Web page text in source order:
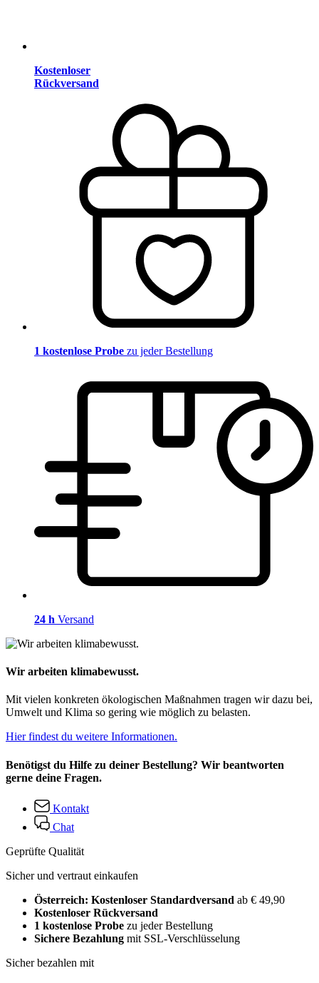
Kostenloser
Rückversand
1 kostenlose Probe zu jeder Bestellung
24 h Versand
Wir arbeiten klimabewusst.
Mit vielen konkreten ökologischen Maßnahmen tragen wir dazu bei,
Umwelt und Klima so gering wie möglich zu belasten.
Hier findest du weitere Informationen.
Benötigst du Hilfe zu deiner Bestellung? Wir beantworten
gerne deine Fragen.
Kontakt
Chat
Geprüfte Qualität
Sicher und vertraut einkaufen
Österreich: Kostenloser Standardversand ab € 49,90
Kostenloser Rückversand
1 kostenlose Probe zu jeder Bestellung
Sichere Bezahlung mit SSL-Verschlüsselung
Sicher bezahlen mit